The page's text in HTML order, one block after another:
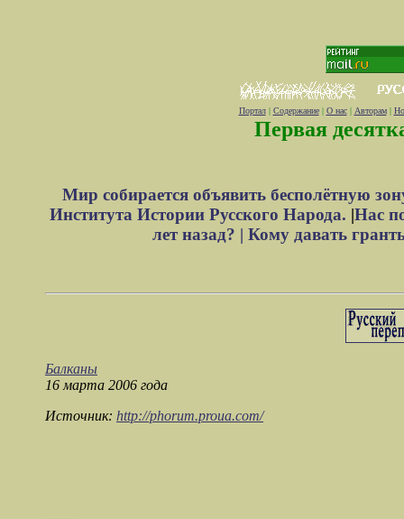
Портал| Содержание| О нас| Авторам|
Первая
Мир собирается объявить бесполётную
Института Истории Русского Народа. |Нас
лет назад? | Кому давать
Балканы
16 марта 2006 года
Источник: http://phorum.proua.com/